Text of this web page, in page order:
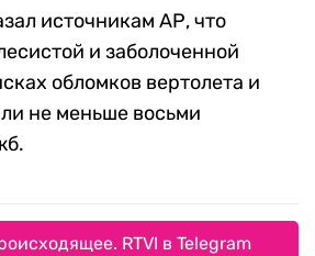
источникам АР, что
и заболоченной
обломков вертолета и
не меньше восьми
RTVI в Telegram